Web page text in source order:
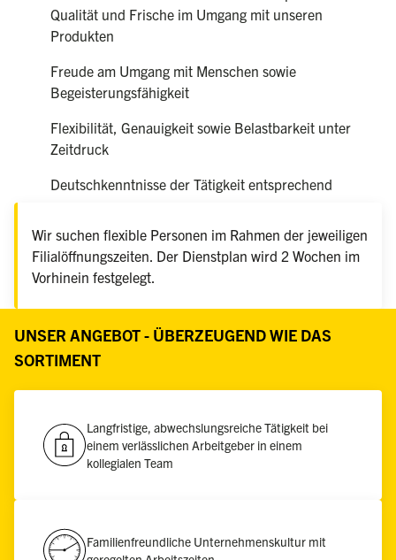
Qualität und Frische im Umgang mit unseren
Produkten
Freude am Umgang mit Menschen sowie
Begeisterungsfähigkeit
Flexibilität, Genauigkeit sowie Belastbarkeit unter
Zeitdruck
Deutschkenntnisse der Tätigkeit entsprechend
Wir suchen flexible Personen im Rahmen der jeweiligen
Filialöffnungszeiten. Der Dienstplan wird 2 Wochen im
Vorhinein festgelegt.
UNSER ANGEBOT - ÜBERZEUGEND WIE DAS
SORTIMENT
Langfristige, abwechslungsreiche Tätigkeit bei
einem verlässlichen Arbeitgeber in einem
kollegialen Team
Familienfreundliche Unternehmenskultur mit